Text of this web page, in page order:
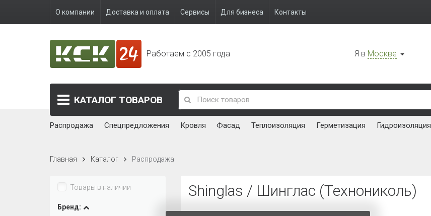
О компании Доставка и оплата Сервисы Для бизнеса Контакты
Работаем с 2005 года Я в Москве
КАТАЛОГ ТОВАРОВ
Распродажа Спецпредложения Кровля Фасад Теплоизоляция Герметизация Гидроизоляция
Главная Каталог Распродажа
Shinglas / Шинглас (Технониколь)
Товары в наличии
Бренд: